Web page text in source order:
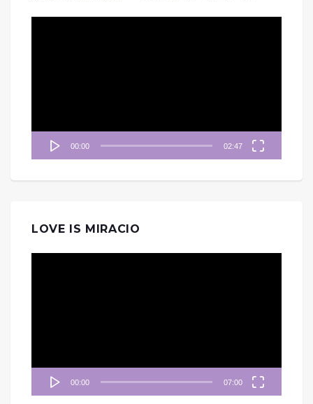
00:00 02:47
LOVE IS MIRACIO
00:00 07:00